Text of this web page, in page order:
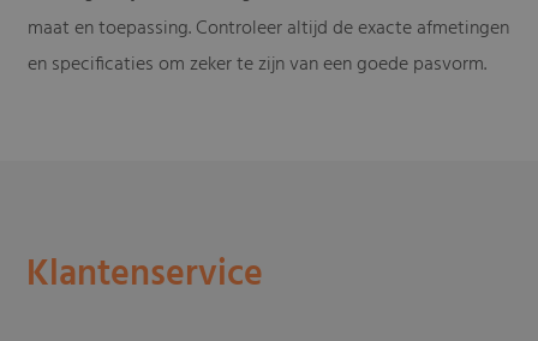
maat en toepassing. Controleer altijd de exacte afmetingen
en specificaties om zeker te zijn van een goede pasvorm.
Klantenservice